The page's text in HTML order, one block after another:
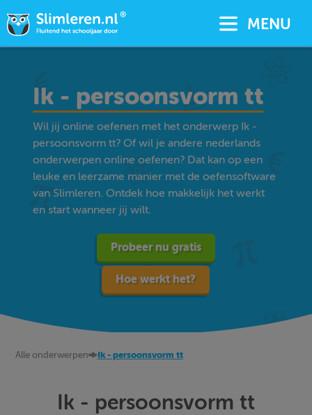
MENU
Ik - persoonsvorm tt
Wil jij online oefenen met het onderwerp Ik -
persoonsvorm tt? Of wil je andere nederlands
onderwerpen online oefenen? Dat kan op een
leuke en leerzame manier met de oefensoftware
van Slimleren. Ontdek hoe makkelijk het werkt
en start wanneer jij wilt.
Probeer nu gratis
Hoe werkt het?
Alle onderwerpen Ik - persoonsvorm tt
Ik - persoonsvorm tt